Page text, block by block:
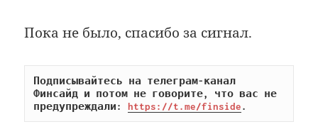
Пока не было, спасибо за сигнал.
Подписывайтесь на телеграм-канал
Финсайд и потом не говорите, что вас не
предупреждали: https://t.me/finside.